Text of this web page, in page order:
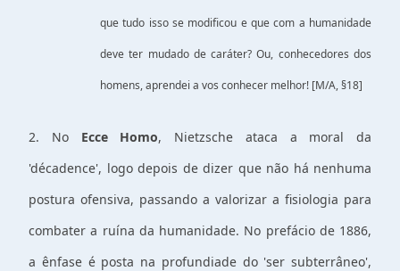
que tudo isso se modificou e que com a humanidade
deve ter mudado de caráter? Ou, conhecedores dos
homens, aprendei a vos conhecer melhor! [M/A, §18]
2. No Ecce Homo, Nietzsche ataca a moral da
'décadence', logo depois de dizer que não há nenhuma
postura ofensiva, passando a valorizar a fisiologia para
combater a ruína da humanidade. No prefácio de 1886,
a ênfase é posta na profundiade do 'ser subterrâneo',